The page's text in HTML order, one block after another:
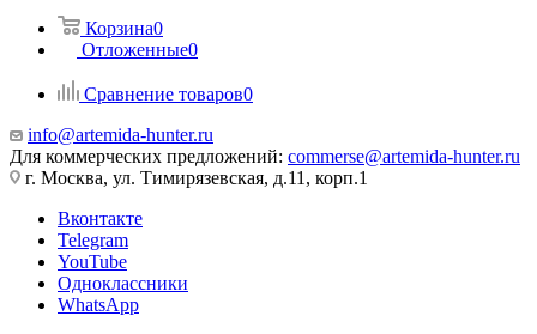
Корзина0
Отложенные0
Сравнение товаров0
info@artemida-hunter.ru
Для коммерческих предложений: commerse@artemida-hunter.ru
г. Москва, ул. Тимирязевская, д.11, корп.1
Вконтакте
Telegram
YouTube
Одноклассники
WhatsApp